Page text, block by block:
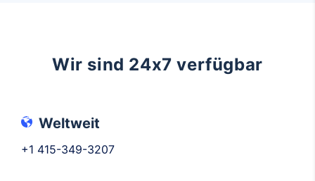
Wir sind 24x7 verfügbar
Weltweit
+1 415-349-3207